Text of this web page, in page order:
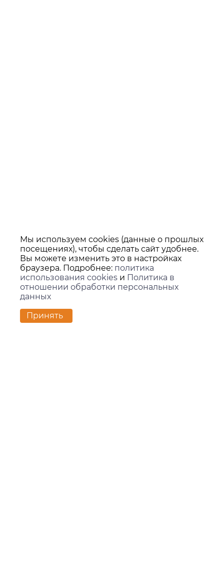
Мы используем cookies (данные о прошлых
посещениях), чтобы сделать сайт удобнее.
Вы можете изменить это в настройках
браузера. Подробнее: политика
использования cookies и Политика в
отношении обработки персональных
данных
Принять